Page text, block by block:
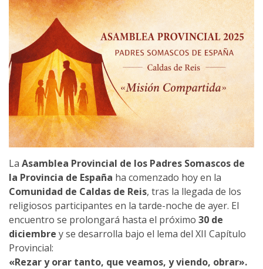
La Asamblea Provincial de los Padres Somascos de
la Provincia de España ha comenzado hoy en la
Comunidad de Caldas de Reis, tras la llegada de los
religiosos participantes en la tarde-noche de ayer. El
encuentro se prolongará hasta el próximo 30 de
diciembre y se desarrolla bajo el lema del XII Capítulo
Provincial:
«Rezar y orar tanto, que veamos, y viendo, obrar».